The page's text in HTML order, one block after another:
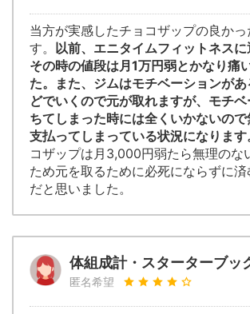
当方が実感したチョコザップの良か
す。 以前、エニタイムフィットネスに
その時の値段は月1万円弱とかなり痛
た。また、ジムはモチベーションが
どでいくので元が取れますが、モチ
ちてしまった時には全くいかないの
支払ってしまっている状況になります
コザップは月3,000円弱たら無理のな
ため元を取るために必死にならずに
だと思いました。
体組成計・スターターブッ
匿名希望